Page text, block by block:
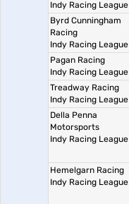
Indy Racing League
Byrd Cunningham
Racing
Indy Racing League
Pagan Racing
Indy Racing League
Treadway Racing
Indy Racing League
Della Penna
Motorsports
Indy Racing League
Hemelgarn Racing
Indy Racing League